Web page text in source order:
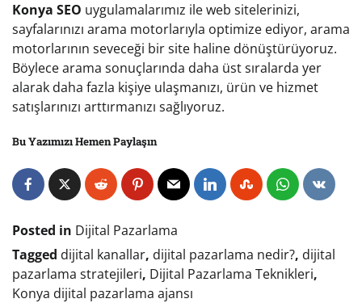
Konya SEO uygulamalarımız ile web sitelerinizi,
sayfalarınızı arama motorlarıyla optimize ediyor, arama
motorlarının seveceği bir site haline dönüştürüyoruz.
Böylece arama sonuçlarında daha üst sıralarda yer
alarak daha fazla kişiye ulaşmanızı, ürün ve hizmet
satışlarınızı arttırmanızı sağlıyoruz.
Bu Yazımızı Hemen Paylaşın
Posted in Dijital Pazarlama
Tagged dijital kanallar, dijital pazarlama nedir?, dijital
pazarlama stratejileri, Dijital Pazarlama Teknikleri,
Konya dijital pazarlama ajansı